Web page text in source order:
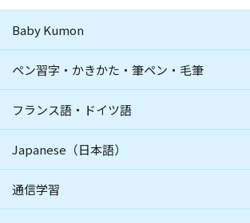
Baby Kumon
ペン習字・かきかた・筆ペン・毛筆
フランス語・ドイツ語
Japanese（日本語）
通信学習